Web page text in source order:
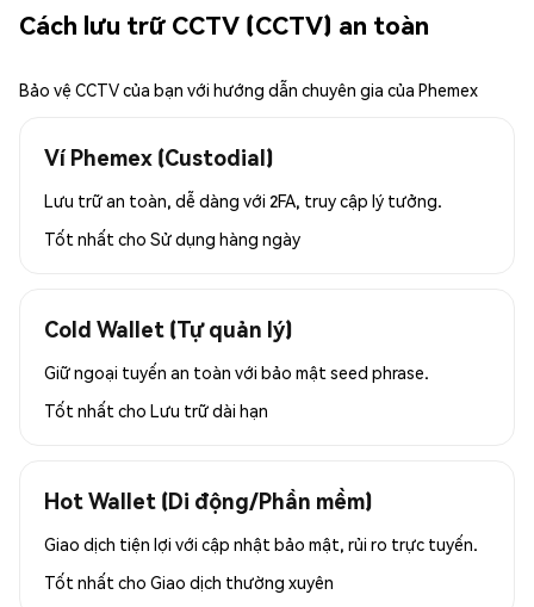
Cách lưu trữ CCTV (CCTV) an toàn
Bảo vệ CCTV của bạn với hướng dẫn chuyên gia của Phemex
Ví Phemex (Custodial)
Lưu trữ an toàn, dễ dàng với 2FA, truy cập lý tưởng.
Tốt nhất cho Sử dụng hàng ngày
Cold Wallet (Tự quản lý)
Giữ ngoại tuyến an toàn với bảo mật seed phrase.
Tốt nhất cho Lưu trữ dài hạn
Hot Wallet (Di động/Phần mềm)
Giao dịch tiện lợi với cập nhật bảo mật, rủi ro trực tuyến.
Tốt nhất cho Giao dịch thường xuyên